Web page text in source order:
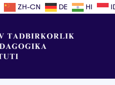
ZH-CN DE HI